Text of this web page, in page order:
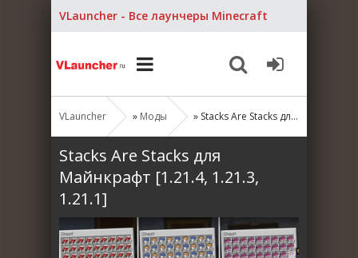
VLauncher - Все лаунчеры Minecraft
VLauncher » Моды » Stacks Are Stacks для Майнкрафт [1.21.4, 1.21.3, 1.21.1]
Stacks Are Stacks для
Майнкрафт [1.21.4, 1.21.3,
1.21.1]